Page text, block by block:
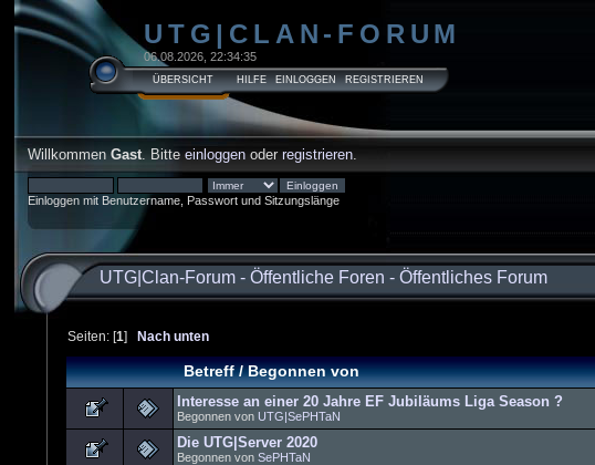
Willkommen Gast. Bitte einloggen oder registrieren.
Einloggen mit Benutzername, Passwort und Sitzungslänge
UTG|CLAN-FORUM
06.08.2026, 22:34:35
ÜBERSICHT HILFE EINLOGGEN REGISTRIEREN
UTG|Clan-Forum - Öffentliche Foren - Öffentliches Forum
Seiten: [1] Nach unten
Betreff/Begonnen von
Interesse an einer 20 Jahre EF Jubiläums Liga Season ?
Begonnen vonUTG|SePHTaN
Die UTG|Server 2020
Begonnen vonSePHTaN